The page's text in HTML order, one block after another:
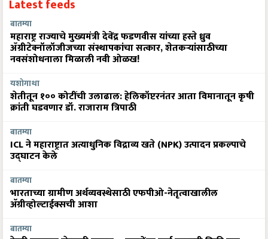
बातम्या
महाराष्ट्र राज्याचे मुख्यमंत्री देवेंद्र फडणवीस यांच्या हस्ते ध्रुव
ॲग्रीटेक्नॉलॉजीजच्या संस्थापकांचा सत्कार, शेतकऱ्यांसाठीच्या
नवसंशोधनाला मिळाली नवी ओळख!
शेतीतून १०० कोटींची उलाढाल: हेलिकॉप्टरनंतर आता विमानातून कृषी
क्रांती घडवणार डॉ. राजाराम त्रिपाठी
ICL ने महाराष्ट्रात अत्याधुनिक विद्राव्य खते (NPK) उत्पादन प्रकल्पाचे
उद्घाटन केले
भारताच्या ग्रामीण अर्थव्यवस्थेसाठी एफपीओ-नेतृत्वाखालील
अ‍ॅग्रीव्होल्टाईक्सची आशा
केळी उत्पादक शेतकरी नाराज… लाखोंचा खर्च करूनही विक्री ठप्प-